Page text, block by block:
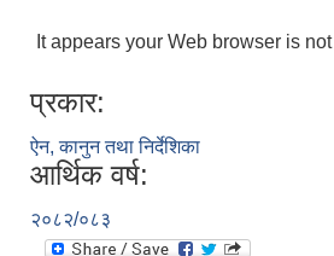
It appears your Web browser is
प्रकार:
ऐन, कानुन तथा निर्देशिका
आर्थिक वर्ष:
२०८२/०८३